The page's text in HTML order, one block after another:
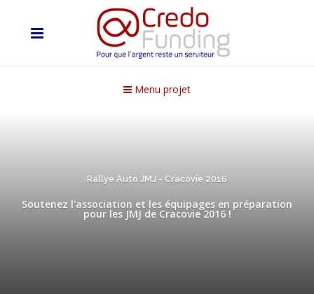
Menu projet
Rallye Auto JMJ - Cracovie 2016
Soutenez l'association et les équipages en préparation
pour les JMJ de Cracovie 2016 !